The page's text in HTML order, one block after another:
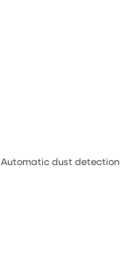
Automatic dust detection